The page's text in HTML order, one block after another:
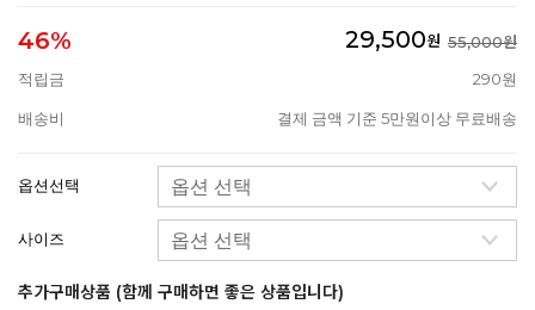
46% 29,500원 55,000원
적립금
290원
배송비 결제 금액 기준 5만원이상 무료배송
옵션선택
사이즈
추가구매상품 (함께 구매하면 좋은 상품입니다)